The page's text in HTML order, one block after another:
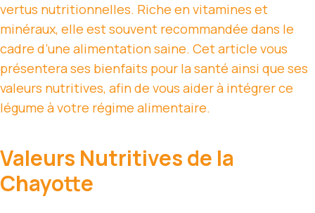
vertus nutritionnelles. Riche en vitamines et
minéraux, elle est souvent recommandée dans le
cadre d’une alimentation saine. Cet article vous
présentera ses bienfaits pour la santé ainsi que ses
valeurs nutritives, afin de vous aider à intégrer ce
légume à votre régime alimentaire.
Valeurs Nutritives de la
Chayotte